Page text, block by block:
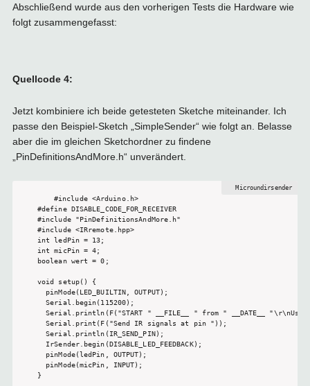
Abschließend wurde aus den vorherigen Tests die Hardware wie
folgt zusammengefasst:
Quellcode 4:
Jetzt kombiniere ich beide getesteten Sketche miteinander. Ich
passe den Beispiel-Sketch „SimpleSender“ wie folgt an. Belasse
aber die im gleichen Sketchordner zu findene
„PinDefinitionsAndMore.h“ unverändert.
#include <Arduino.h>
#define DISABLE_CODE_FOR_RECEIVER
#include "PinDefinitionsAndMore.h"
#include <IRremote.hpp>
int ledPin = 13;
int micPin = 4;
boolean wert = 0;
void setup() {
  pinMode(LED_BUILTIN, OUTPUT);
  Serial.begin(115200);
Serial.println(F("START " __FILE__ " from " __DATE__
  Serial.print(F("Send IR signals at pin "));
  Serial.println(IR_SEND_PIN);
  IrSender.begin(DISABLE_LED_FEEDBACK);
  pinMode(ledPin, OUTPUT);
  pinMode(micPin, INPUT);
}